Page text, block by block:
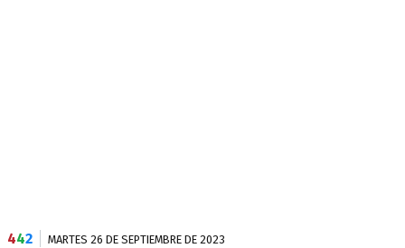
442 MARTES 26 DE SEPTIEMBRE DE 2023